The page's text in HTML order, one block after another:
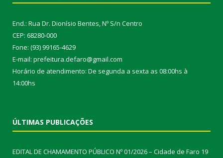
End.: Rua Dr. Dionísio Bentes, Nº S/n Centro
CEP: 68280-000
Fone: (93) 99165-4629
E-mail: prefeitura.defaro@gmail.com
Horário de atendimento: De segunda a sexta as 08:00hs à
14:00hs
ÚLTIMAS PUBLICAÇÕES
EDITAL DE CHAMAMENTO PÚBLICO Nº 01/2026 – Cidade de Faro 19